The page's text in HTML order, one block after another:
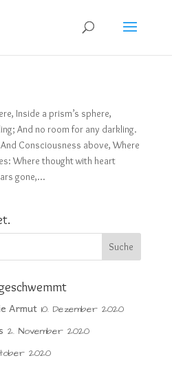
Inside a prism’s sphere,
And no room for any darkling.
Consciousness above, Where
Where thought with heart
gone,...
Armut 10. Dezember 2020
2. November 2020
2020